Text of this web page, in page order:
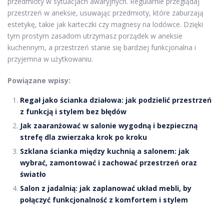
przestrzeń w aneksie, usuwając przedmioty, które zaburzają
estetykę, takie jak karteczki czy magnesy na lodówce. Dzięki
tym prostym zasadom utrzymasz porządek w aneksie
kuchennym, a przestrzeń stanie się bardziej funkcjonalna i
przyjemna w użytkowaniu.
Powiązane wpisy:
Regał jako ścianka działowa: jak podzielić przestrzeń
z funkcją i stylem bez błędów
Jak zaaranżować w salonie wygodną i bezpieczną
strefę dla zwierzaka krok po kroku
Szklana ścianka między kuchnią a salonem: jak
wybrać, zamontować i zachować przestrzeń oraz
światło
Salon z jadalnią: jak zaplanować układ mebli, by
połączyć funkcjonalność z komfortem i stylem